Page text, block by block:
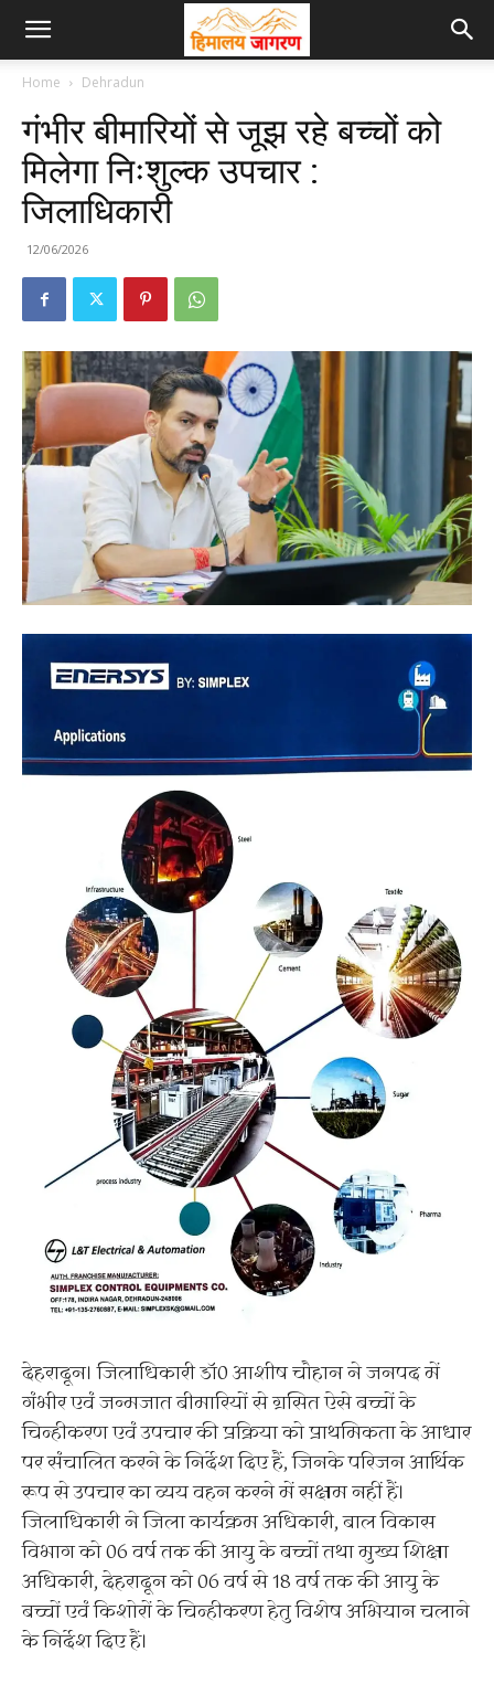
Home Dehradun
गंभीर बीमारियों से जूझ रहे बच्चों को
मिलेगा निःशुल्क उपचार :
जिलाधिकारी
12/06/2026
देहरादून। जिलाधिकारी डॉ0 आशीष चौहान ने जनपद में
गंभीर एवं जन्मजात बीमारियों से ग्रसित ऐसे बच्चों के
चिन्हीकरण एवं उपचार की प्रक्रिया को प्राथमिकता के आधार
पर संचालित करने के निर्देश दिए हैं, जिनके परिजन आर्थिक
रूप से उपचार का व्यय वहन करने में सक्षम नहीं हैं।
जिलाधिकारी ने जिला कार्यक्रम अधिकारी, बाल विकास
विभाग को 06 वर्ष तक की आयु के बच्चों तथा मुख्य शिक्षा
अधिकारी, देहरादून को 06 वर्ष से 18 वर्ष तक की आयु के
बच्चों एवं किशोरों के चिन्हीकरण हेतु विशेष अभियान चलाने
के निर्देश दिए हैं।